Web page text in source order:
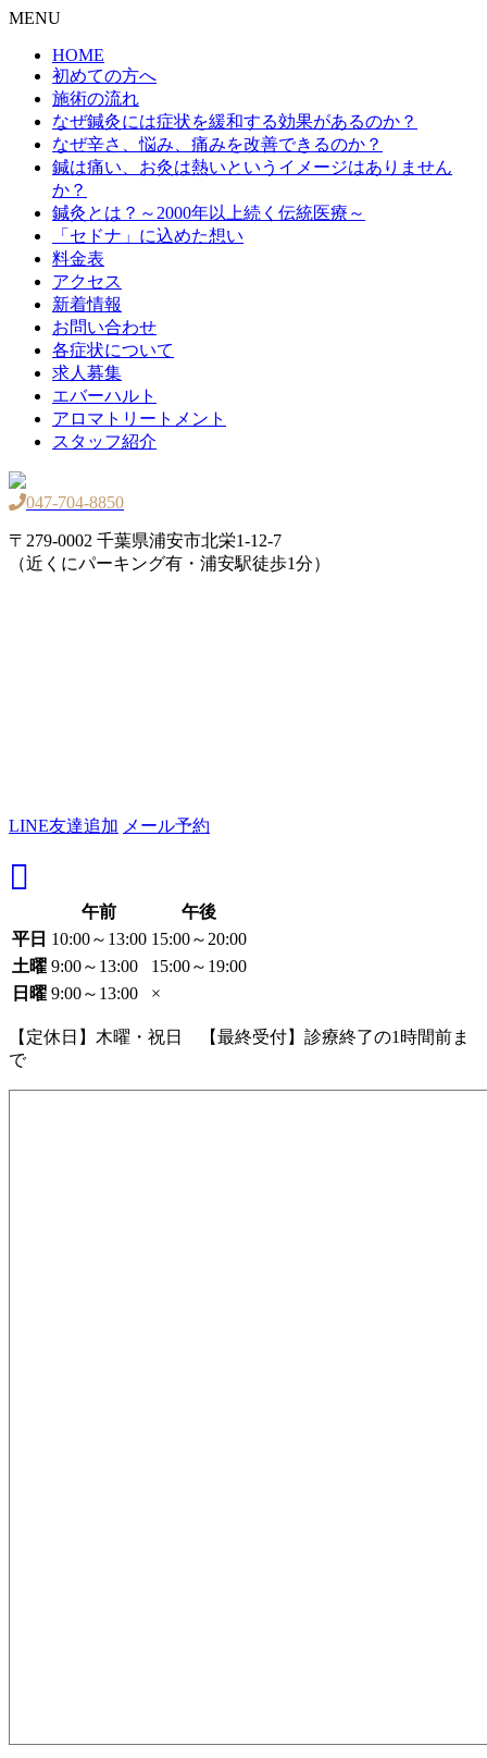
MENU
HOME
初めての方へ
施術の流れ
なぜ鍼灸には症状を緩和する効果があるのか？
なぜ辛さ、悩み、痛みを改善できるのか？
鍼は痛い、お灸は熱いというイメージはありません
か？
鍼灸とは？～2000年以上続く伝統医療～
「セドナ」に込めた想い
料金表
アクセス
新着情報
お問い合わせ
各症状について
求人募集
エバーハルト
アロマトリートメント
スタッフ紹介
047-704-8850
〒279-0002 千葉県浦安市北栄1-12-7
（近くにパーキング有・浦安駅徒歩1分）
LINE友達追加 メール予約
午前
午後
平日 10:00～13:00 15:00～20:00
土曜 9:00～13:00
15:00～19:00
日曜 9:00～13:00 ×
【定休日】木曜・祝日 【最終受付】診療終了の1時間前ま
で